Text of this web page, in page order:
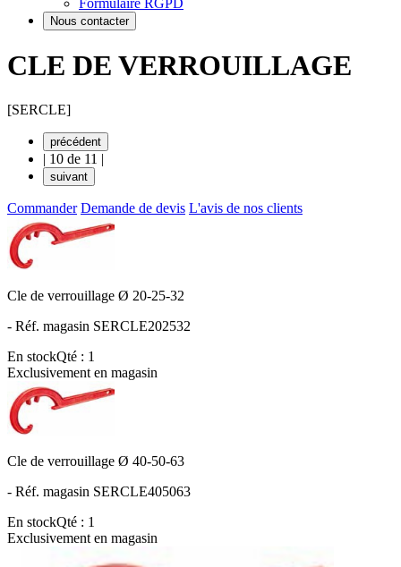
Formulaire RGPD
Nous contacter
CLE DE VERROUILLAGE
[SERCLE]
précédent
| 10 de 11 |
suivant
Commander Demande de devis L'avis de nos clients
Cle de verrouillage Ø 20-25-32
- Réf. magasin SERCLE202532
En stockQté : 1
Exclusivement en magasin
Cle de verrouillage Ø 40-50-63
- Réf. magasin SERCLE405063
En stockQté : 1
Exclusivement en magasin